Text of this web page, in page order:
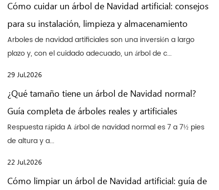
Cómo cuidar un árbol de Navidad artificial: consejos
para su instalación, limpieza y almacenamiento
Arboles de navidad artificiales son una inversión a largo
plazo y, con el cuidado adecuado, un árbol de c...
29 Jul,2026
¿Qué tamaño tiene un árbol de Navidad normal?
Guía completa de árboles reales y artificiales
Respuesta rápida A árbol de navidad normal es 7 a 7½ pies
de altura y a...
22 Jul,2026
Cómo limpiar un árbol de Navidad artificial: guía de